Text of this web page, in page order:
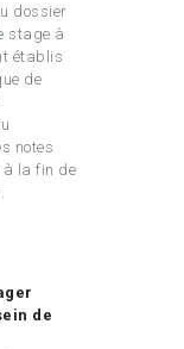
dossier
stage à
établis
de
notes
à la fin de
de